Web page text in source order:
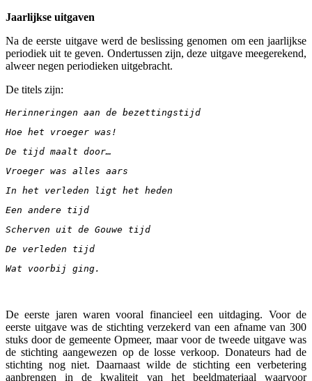
Jaarlijkse uitgaven
Na de eerste uitgave werd de beslissing genomen om een jaarlijkse
periodiek uit te geven. Ondertussen zijn, deze uitgave meegerekend,
alweer negen periodieken uitgebracht.
De titels zijn:
Herinneringen aan de bezettingstijd
Hoe het vroeger was!
De tijd maalt door…
Vroeger was alles aars
In het verleden ligt het heden
Een andere tijd
Scherven uit de Gouwe tijd
De verleden tijd
Wat voorbij ging.
De eerste jaren waren vooral financieel een uitdaging. Voor de
eerste uitgave was de stichting verzekerd van een afname van 300
stuks door de gemeente Opmeer, maar voor de tweede uitgave was
de stichting aangewezen op de losse verkoop. Donateurs had de
stichting nog niet. Daarnaast wilde de stichting een verbetering
aanbrengen in de kwaliteit van het beeldmateriaal waarvoor